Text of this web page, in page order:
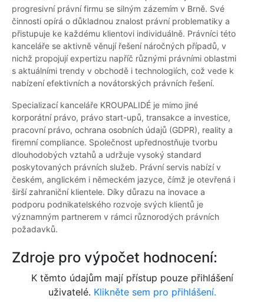
progresivní právní firmu se silným zázemím v Brně. Své
činnosti opírá o důkladnou znalost právní problematiky a
přistupuje ke každému klientovi individuálně. Právníci této
kanceláře se aktivně věnují řešení náročných případů, v
nichž propojují expertizu napříč různými právními oblastmi
s aktuálními trendy v obchodě i technologiích, což vede k
nabízení efektivních a novátorských právních řešení.
Specializací kanceláře KROUPALIDÉ je mimo jiné
korporátní právo, právo start-upů, transakce a investice,
pracovní právo, ochrana osobních údajů (GDPR), reality a
firemní compliance. Společnost upřednostňuje tvorbu
dlouhodobých vztahů a udržuje vysoký standard
poskytovaných právních služeb. Právní servis nabízí v
českém, anglickém i německém jazyce, čímž je otevřená i
širší zahraniční klientele. Díky důrazu na inovace a
podporu podnikatelského rozvoje svých klientů je
významným partnerem v rámci různorodých právních
požadavků.
Zdroje pro výpočet hodnocení:
K těmto údajům mají přístup pouze přihlášení
uživatelé. Klikněte sem pro přihlášení.